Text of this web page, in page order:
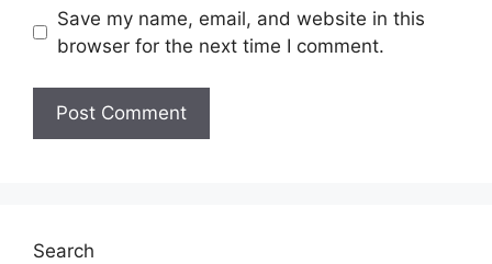
Save my name, email, and website in this
browser for the next time I comment.
Search